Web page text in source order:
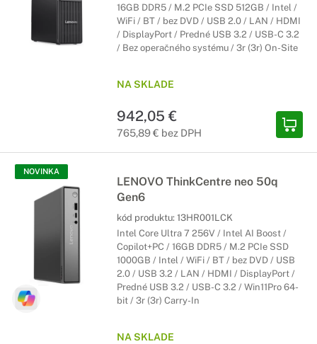
16GB DDR5 / M.2 PCIe SSD 512GB / Intel /
WiFi / BT / bez DVD / USB 2.0 / LAN / HDMI
/ DisplayPort / Predné USB 3.2 / USB-C 3.2
/ Bez operačného systému / 3r (3r) On-Site
NA SKLADE
942,05 €
765,89 € bez DPH
NOVINKA
LENOVO ThinkCentre neo 50q
Gen6
kód produktu: 13HR001LCK
Intel Core Ultra 7 256V / Intel AI Boost /
Copilot+PC / 16GB DDR5 / M.2 PCIe SSD
1000GB / Intel / WiFi / BT / bez DVD / USB
2.0 / USB 3.2 / LAN / HDMI / DisplayPort /
Predné USB 3.2 / USB-C 3.2 / Win11Pro 64-
bit / 3r (3r) Carry-In
NA SKLADE